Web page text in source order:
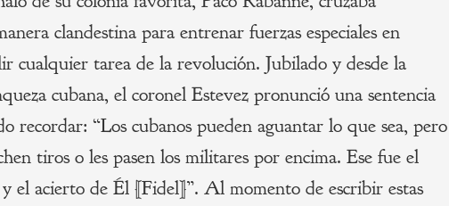
clandestina para entrenar fuerzas especiales en
cualquier tarea de la revolución. Jubilado y desde la
cubana, el coronel Estevez pronunció una sentencia
recordar: “Los cubanos pueden aguantar lo que sea, pero
tiros o les pasen los militares por encima. Ese fue el
el acierto de Él [Fidel]”. Al momento de escribir estas